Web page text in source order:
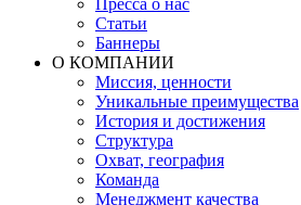
Пресса о нас
Статьи
Баннеры
О КОМПАНИИ
Миссия, ценности
Уникальные преимущества
История и достижения
Структура
Охват, география
Команда
Менеджмент качества